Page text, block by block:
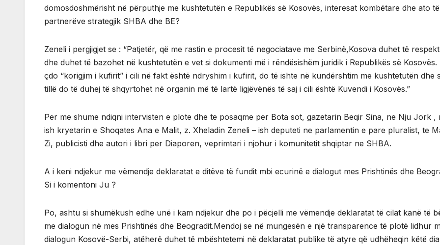
domosdoshmërisht në përputhje me kushtetutën e Republikës së Kosovës, interesat kombëtare dhe ato të
partnerëve strategjik SHBA dhe BE?
Zeneli i pergjigjet se : “Patjetër, që me rastin e procesit të negociatave me Serbinë,Kosova duhet të
dhe duhet të bazohet në kushtetutën e vet si dokumenti më i rëndësishëm juridik i Republikës së Kosovës.
çdo “korigjim i kufirit” i cili në fakt është ndryshim i kufirit, do të ishte në kundërshtim me kushtetutën dhe
tillë do të duhej të shqyrtohet në organin më të lartë ligjëvënës të saj i cili është Kuvendi i Kosovës.”
Per me shume ndiqni intervisten e plote dhe te posaqme per Bota sot, gazetarin Beqir Sina, ne Nju Jork ,
ish kryetarin e Shoqates Ana e Malit, z. Xheladin Zeneli – ish deputeti ne parlamentin e pare pluralist, te
Zi, publicisti dhe autori i libri per Diaporen, veprimtari i njohur i komunitetit shqiptar ne SHBA.
A i keni ndjekur me vëmendje deklaratat e ditëve të fundit mbi ecurinë e dialogut mes Prishtinës dhe
Si i komentoni Ju ?
Po, ashtu si shumëkush edhe unë i kam ndjekur dhe po i pëcjelli me vëmendje deklaratat të cilat kanë të
me dialogun në mes Prishtinës dhe Beogradit.Mendoj se në mungesën e një transparence të plotë lidhur
dialogun Kosovë-Serbi, atëherë duhet të mbështetemi në deklaratat publike të atyre që udhëheqin këtë